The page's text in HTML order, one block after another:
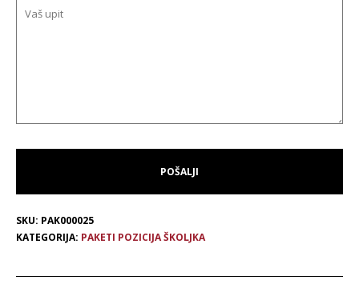
SKU: PAK000025
KATEGORIJA: PAKETI POZICIJA ŠKOLJKA